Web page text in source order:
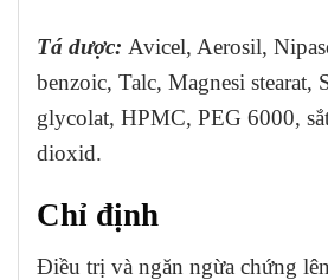
Tá dược: Avicel, Aerosil,
benzoic, Talc, Magnesi stearat,
glycolat, HPMC, PEG 6000,
dioxid.
Chỉ định
Điều trị và ngăn ngừa chứng